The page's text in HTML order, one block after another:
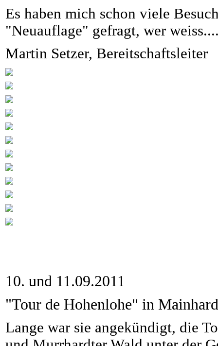
Es haben mich schon viele
"Neuauflage" gefragt, wer
Martin Setzer, Bereitschaftsleiter
10. und 11.09.2011
"Tour de Hohenlohe" in
Lange war sie angekündigt, die